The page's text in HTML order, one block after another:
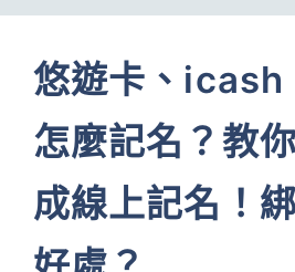
悠遊卡、icash
怎麼記名？教
成線上記名！